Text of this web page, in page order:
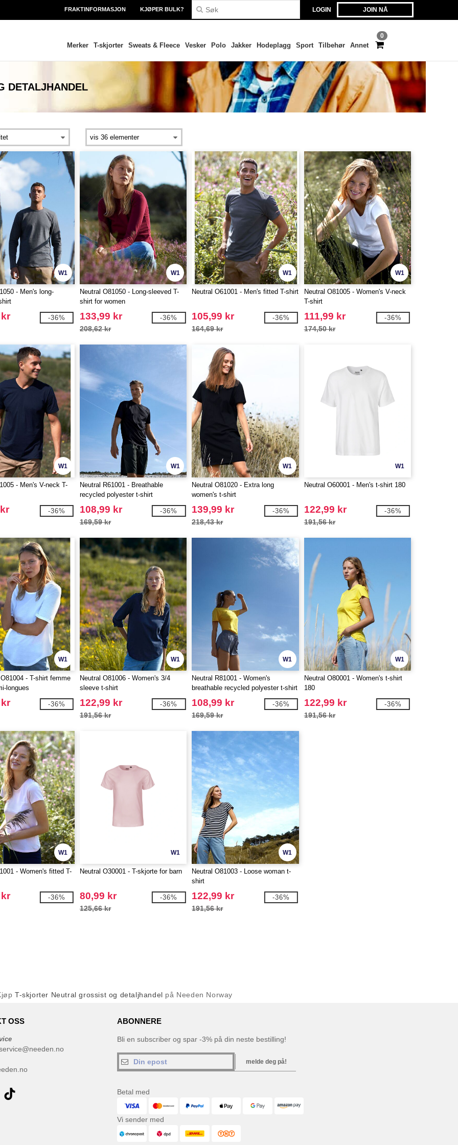
LOGIN JOIN NÅ
FRAKTINFORMASJON KJØPER BULK?
0
Merker T-skjorter Sweats & Fleece Vesker Polo Jakker Hodeplagg Sport Tilbehør Annet
DETALJHANDEL
W1
- Men's long-
-36%
W1
Neutral O81050 - Long-sleeved T-
shirt for women
133,99 kr
208,62 kr
-36%
W1
Neutral O61001 - Men's fitted T-shirt
105,99 kr
164,69 kr
-36%
W1
Neutral O81005 - Women's V-neck
T-shirt
111,99 kr
174,50 kr
-36%
W1
- Men's V-neck T-
-36%
W1
Neutral R61001 - Breathable
recycled polyester t-shirt
108,99 kr
169,59 kr
-36%
W1
Neutral O81020 - Extra long
women's t-shirt
139,99 kr
218,43 kr
-36%
W1
Neutral O60001 - Men's t-shirt 180
122,99 kr
191,56 kr
-36%
W1
- T-shirt femme
longues
-36%
W1
Neutral O81006 - Women's 3/4
sleeve t-shirt
122,99 kr
191,56 kr
-36%
W1
Neutral R81001 - Women's
breathable recycled polyester t-shirt
108,99 kr
169,59 kr
-36%
W1
Neutral O80001 - Women's t-shirt
180
122,99 kr
191,56 kr
-36%
W1
- Women's fitted T-
-36%
W1
Neutral O30001 - T-skjorte for barn
80,99 kr
125,66 kr
-36%
W1
Neutral O81003 - Loose woman t-
shirt
122,99 kr
191,56 kr
-36%
T-skjorter Neutral grossist og detaljhandel på Needen Norway
OSS ABONNERE
Bli en subscriber og spar -3% på din neste bestilling!
melde deg på!
Betal med
Vi sender med